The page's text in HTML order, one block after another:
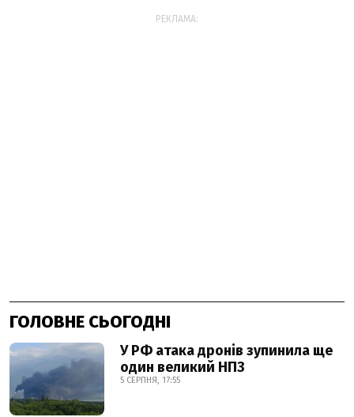
РЕКЛАМА:
ГОЛОВНЕ СЬОГОДНІ
У РФ атака дронів зупинила ще
один великий НПЗ
5 СЕРПНЯ, 17:55